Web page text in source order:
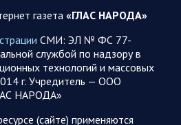
«Север», «Запад», «Центр»,
от Минобороны РФ 7
газета «ГЛАС НАРОДА»
СМИ: ЭЛ № ФС 77-
службой по надзору в
технологий и массовых
г. Учредитель — ООО
НАРОДА»
(сайте) применяются